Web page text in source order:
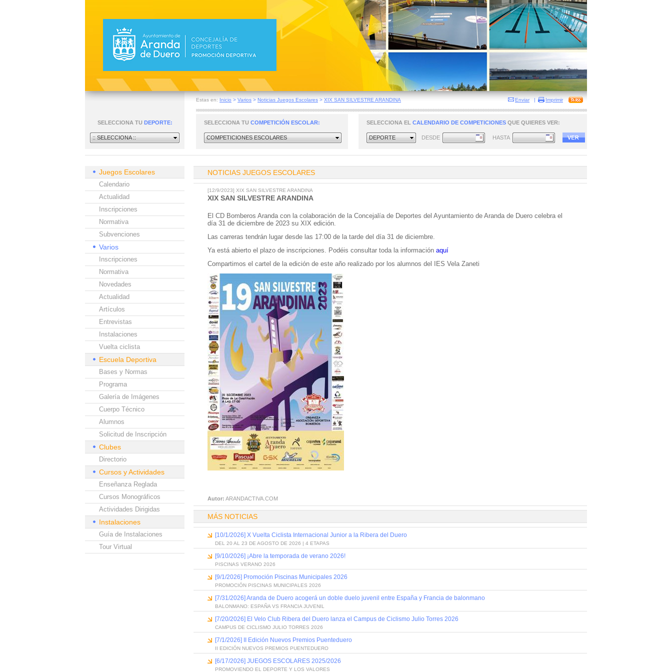
Estas en: Inicio > Varios > Noticias Juegos Escolares > XIX SAN SILVESTRE ARANDINA Enviar | Imprimir
SELECCIONA TU DEPORTE:
:: SELECCIONA ::
SELECCIONA TU COMPETICIÓN ESCOLAR:
COMPETICIONES ESCOLARES
SELECCIONA EL CALENDARIO DE COMPETICIONES QUE QUIERES VER:
DEPORTE DESDE HASTA
Juegos Escolares
Calendario
Actualidad
Inscripciones
Normativa
Subvenciones
Varios
Inscripciones
Normativa
Novedades
Actualidad
Artículos
Entrevistas
Instalaciones
Vuelta ciclista
Escuela Deportiva
Bases y Normas
Programa
Galería de Imágenes
Cuerpo Técnico
Alumnos
Solicitud de Inscripción
Clubes
Directorio
Cursos y Actividades
Enseñanza Reglada
Cursos Monográficos
Actividades Dirigidas
Instalaciones
Guía de Instalaciones
Tour Virtual
NOTICIAS JUEGOS ESCOLARES
[12/9/2023] XIX SAN SILVESTRE ARANDINA
XIX SAN SILVESTRE ARANDINA
El CD Bomberos Aranda con la colaboración de la Concejalía de Deportes del Ayuntamiento de Aranda de Duero celebra el
día 31 de diciembre de 2023 su XIX edición.
Las carreras tendrán lugar desde las 17:00 de la tarde del día 31 de diciembre.
Ya está abierto el plazo de inscripciones. Podéis consultar toda la información aquí
Compartimos el cartel de la edición de este año realizado por los alumnos del IES Vela Zaneti
Autor: ARANDACTIVA.COM
MÁS NOTICIAS
[10/1/2026] X Vuelta Ciclista Internacional Junior a la Ribera del Duero
DEL 20 AL 23 DE AGOSTO DE 2026 | 4 ETAPAS
[9/10/2026] ¡Abre la temporada de verano 2026!
PISCINAS VERANO 2026
[9/1/2026] Promoción Piscinas Municipales 2026
PROMOCIÓN PISCINAS MUNICIPALES 2026
[7/31/2026] Aranda de Duero acogerá un doble duelo juvenil entre España y Francia de balonmano
BALONMANO: ESPAÑA VS FRANCIA JUVENIL
[7/20/2026] El Velo Club Ribera del Duero lanza el Campus de Ciclismo Julio Torres 2026
CAMPUS DE CICLISMO JULIO TORRES 2026
[7/1/2026] II Edición Nuevos Premios Puenteduero
II EDICIÓN NUEVOS PREMIOS PUENTEDUERO
[6/17/2026] JUEGOS ESCOLARES 2025/2026
PROMOVIENDO EL DEPORTE Y LOS VALORES